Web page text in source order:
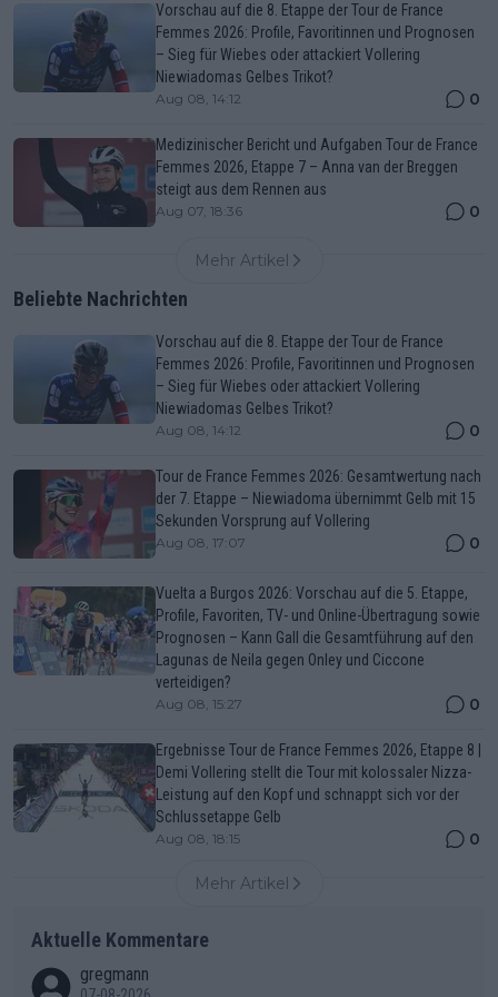
Vorschau auf die 8. Etappe der Tour de France
Femmes 2026: Profile, Favoritinnen und Prognosen
– Sieg für Wiebes oder attackiert Vollering
Niewiadomas Gelbes Trikot?
Aug 08, 14:12 0
Medizinischer Bericht und Aufgaben Tour de France
Femmes 2026, Etappe 7 – Anna van der Breggen
steigt aus dem Rennen aus
Aug 07, 18:36 0
Mehr Artikel
Beliebte Nachrichten
Vorschau auf die 8. Etappe der Tour de France
Femmes 2026: Profile, Favoritinnen und Prognosen
– Sieg für Wiebes oder attackiert Vollering
Niewiadomas Gelbes Trikot?
Aug 08, 14:12 0
Tour de France Femmes 2026: Gesamtwertung nach
der 7. Etappe – Niewiadoma übernimmt Gelb mit 15
Sekunden Vorsprung auf Vollering
Aug 08, 17:07 0
Vuelta a Burgos 2026: Vorschau auf die 5. Etappe,
Profile, Favoriten, TV- und Online-Übertragung sowie
Prognosen – Kann Gall die Gesamtführung auf den
Lagunas de Neila gegen Onley und Ciccone
verteidigen?
Aug 08, 15:27 0
Ergebnisse Tour de France Femmes 2026, Etappe 8 |
Demi Vollering stellt die Tour mit kolossaler Nizza-
Leistung auf den Kopf und schnappt sich vor der
Schlussetappe Gelb
Aug 08, 18:15 0
Mehr Artikel
Aktuelle Kommentare
gregmann